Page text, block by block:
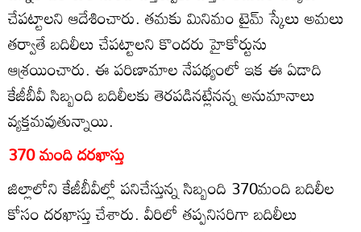
చేపట్టాలని ఆదేశించారు. తమకు మినిమం టైమ్‌ స్కేలు అమలు
తర్వాతే బదిలీలు చేపట్టాలని కొందరు హైకోర్టును
ఆశ్రయించారు. ఈ పరిణామాల నేపథ్యంలో ఇక ఈ ఏడాది
కేజీబీవీ సిబ్బంది బదిలీలకు తెరపడినట్లేనన్న అనుమానాలు
వ్యక్తమవుతున్నాయి.
370 మంది దరఖాస్తు
జిల్లాలోని కేజీబీవీల్లో పనిచేస్తున్న సిబ్బంది 370మంది బదిలీల
కోసం దరఖాస్తు చేశారు. వీరిలో తప్పనిసరిగా బదిలీలు